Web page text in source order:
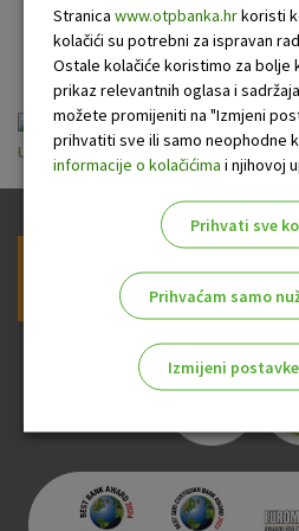
online
Naknade OTP banke
usluge platnog prometa i online
Prijava na newsletter OTP
Stranica www.otpbanka.hrkoristi
kolačići su potrebni za ispravan
Ostale kolačiće koristimo za bolje
prikaz relevantnih oglasa i
možete promijeniti na "Izmjeni
prihvatiti sve ili samo neophodne
informacije o kolačićima i njihovoj
Prihvati sve
Prihvaćam samo
Izmijeni